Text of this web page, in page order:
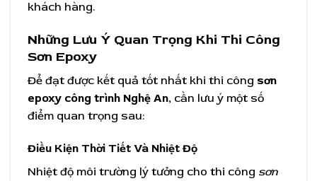
khách hàng.
Những Lưu Ý Quan Trọng Khi Thi Công
Sơn Epoxy
Để đạt được kết quả tốt nhất khi thi công sơn
epoxy công trình Nghệ An, cần lưu ý một số
điểm quan trọng sau:
Điều Kiện Thời Tiết Và Nhiệt Độ
Nhiệt độ môi trường lý tưởng cho thi công sơn